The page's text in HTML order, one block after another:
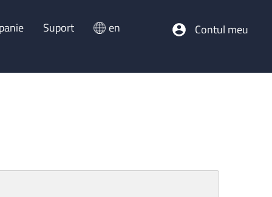
Suport en Contul meu